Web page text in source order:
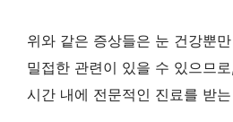
위와 같은 증상들은 눈 건강뿐
밀접한 관련이 있을 수 있으므
시간 내에 전문적인 진료를 받